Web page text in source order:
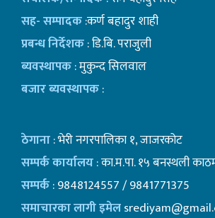
सह- सम्पादक:कर्ण बहादुर शाही
प्रबन्ध निर्देशक: डि.बि. पराजुली
ब्यवस्थापक: मुकुन्द सिलवाल
बजार ब्यवस्थापक:
ठेगाना: भेरी नगरपालिका १, जाजरकोट
सम्पर्क कार्यालय: का.म.पा. १५ बनस्थली
सम्पर्क: 9848124557 / 9841771375
समाचारका लागी इमेल